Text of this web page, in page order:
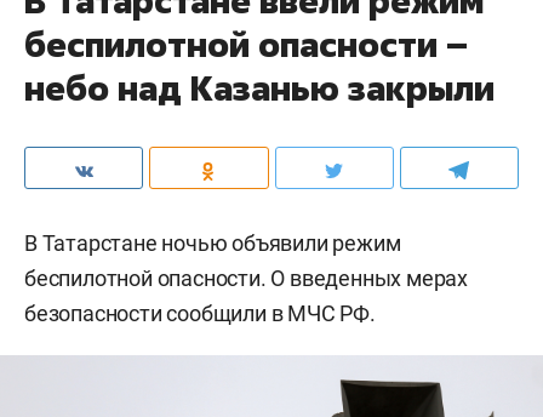
беспилотной опасности –
небо над Казанью закрыли
В Татарстане ночью объявили режим
беспилотной опасности. О введенных мерах
безопасности сообщили в МЧС РФ.